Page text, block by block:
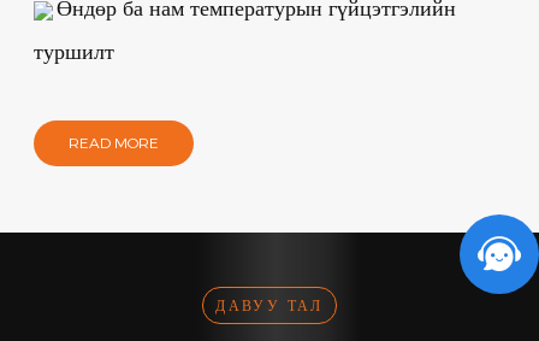
Өндөр ба нам температурын гүйцэтгэлийн
туршилт
READ MORE
ДАВУУ ТАЛ